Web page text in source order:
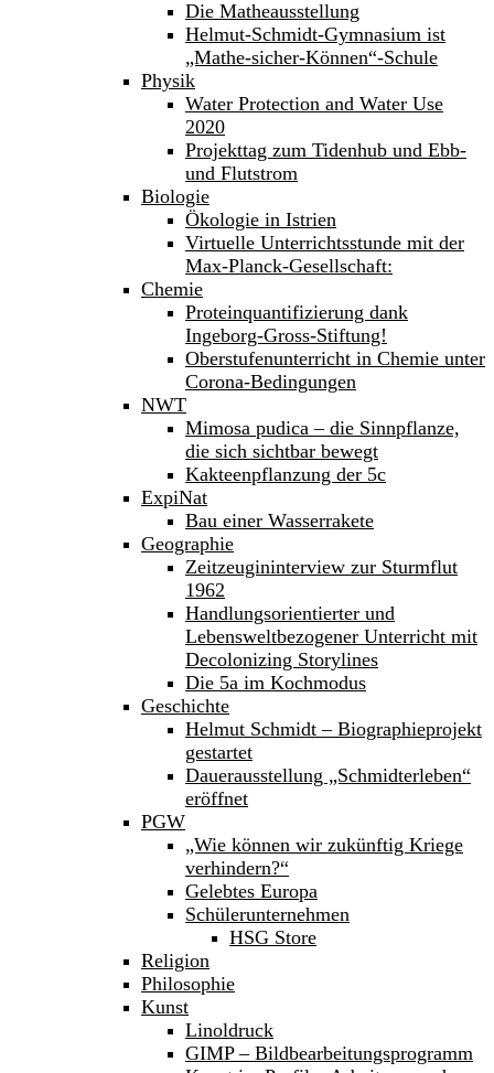
Die Matheausstellung
Helmut-Schmidt-Gymnasium ist
„Mathe-sicher-Können“-Schule
Physik
Water Protection and Water Use
2020
Projekttag zum Tidenhub und Ebb-
und Flutstrom
Biologie
Ökologie in Istrien
Virtuelle Unterrichtsstunde mit der
Max-Planck-Gesellschaft:
Chemie
Proteinquantifizierung dank
Ingeborg-Gross-Stiftung!
Oberstufenunterricht in Chemie unter
Corona-Bedingungen
NWT
Mimosa pudica – die Sinnpflanze,
die sich sichtbar bewegt
Kakteenpflanzung der 5c
ExpiNat
Bau einer Wasserrakete
Geographie
Zeitzeugininterview zur Sturmflut
1962
Handlungsorientierter und
Lebensweltbezogener Unterricht mit
Decolonizing Storylines
Die 5a im Kochmodus
Geschichte
Helmut Schmidt – Biographieprojekt
gestartet
Dauerausstellung „Schmidterleben“
eröffnet
PGW
„Wie können wir zukünftig Kriege
verhindern?“
Gelebtes Europa
Schülerunternehmen
HSG Store
Religion
Philosophie
Kunst
Linoldruck
GIMP – Bildbearbeitungsprogramm